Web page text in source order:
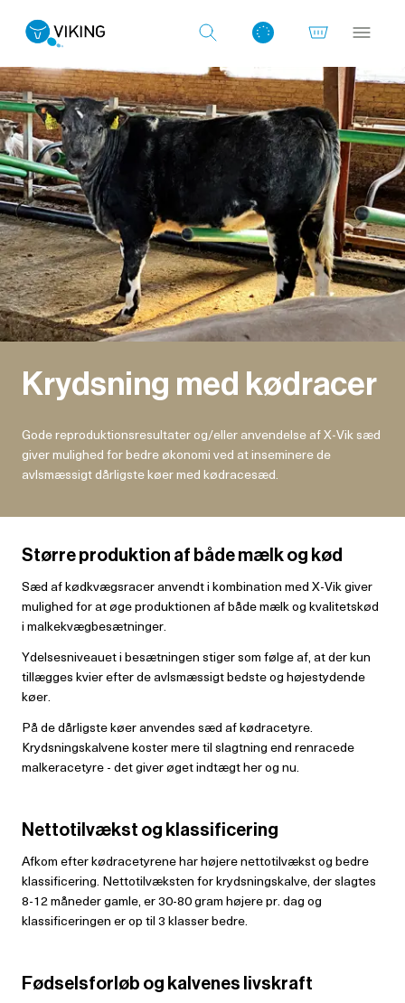
Log ind med det samme
Krydsning med kødracer
Gode reproduktionsresultater og/eller anvendelse af X-Vik sæd
giver mulighed for bedre økonomi ved at inseminere de
avlsmæssigt dårligste køer med kødracesæd.
Større produktion af både mælk og kød
Sæd af kødkvægsracer anvendt i kombination med X-Vik giver
mulighed for at øge produktionen af både mælk og kvalitetskød
i malkekvægbesætninger.
Ydelsesniveauet i besætningen stiger som følge af, at der kun
tillægges kvier efter de avlsmæssigt bedste og højestydende
køer.
På de dårligste køer anvendes sæd af kødracetyre.
Krydsningskalvene koster mere til slagtning end renracede
malkeracetyre - det giver øget indtægt her og nu.
Nettotilvækst og klassificering
Afkom efter kødracetyrene har højere nettotilvækst og bedre
klassificering. Nettotilvæksten for krydsningskalve, der slagtes
8-12 måneder gamle, er 30-80 gram højere pr. dag og
klassificeringen er op til 3 klasser bedre.
Fødselsforløb og kalvenes livskraft